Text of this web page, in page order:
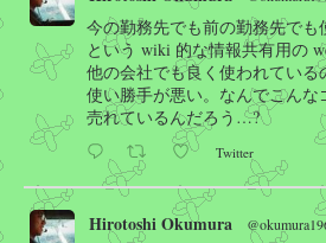
今の勤務先でも前の勤務先でも
という wiki 的な情報共有用の
他の会社でも良く使われてい
使い勝手が悪い。なんでこん
売れているんだろう…?
Twitter
Hirotoshi Okumura